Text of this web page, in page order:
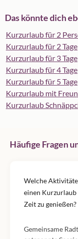
Das könnte dich
Kurzurlaub für 2
Kurzurlaub für 2 Tage
Kurzurlaub für 3 Tage
Kurzurlaub für 4 Tage
Kurzurlaub für 5 Tage
Kurzurlaub mit
Kurzurlaub
Häufige Fragen
Welche
einen Kurzurlaub
Zeit zu genießen?
Gemeinsame